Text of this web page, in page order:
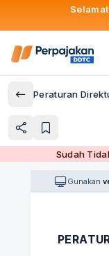
Peraturan
Sudah
Gunakan